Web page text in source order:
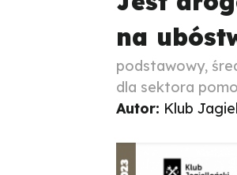
na
podstawowy,
dla sektora
Autor: Klub